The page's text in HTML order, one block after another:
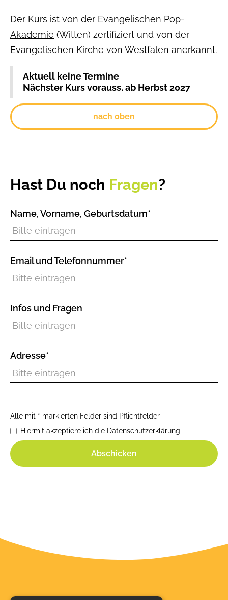
Der Kurs ist von der Evangelischen Pop-
Akademie (Witten) zertifiziert und von der
Evangelischen Kirche von Westfalen anerkannt.
Aktuell keine Termine
Nächster Kurs vorauss. ab Herbst 2027
nach oben
Hast Du noch Fragen?
Name, Vorname, Geburtsdatum*
Email und Telefonnummer*
Infos und Fragen
Adresse*
Alle mit * markierten Felder sind Pflichtfelder
Hiermit akzeptiere ich die Datenschutzerklärung